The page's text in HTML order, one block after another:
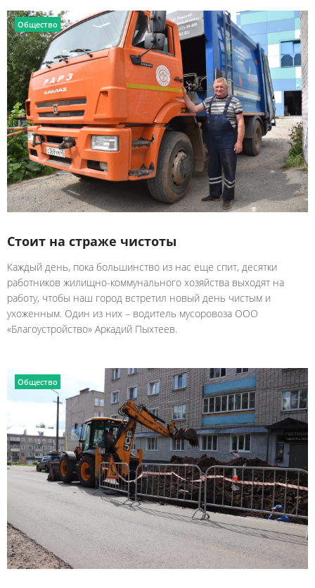
Общество
Стоит на страже чистоты
Каждый день, пока большинство из нас еще спит, десятки
работников жилищно-коммунального хозяйства выходят на
работу, чтобы наш город встретил новый день чистым и
ухоженным. Один из них – водитель мусоровоза ООО
«Благоустройство» Аркадий Пыхтеев.
Общество